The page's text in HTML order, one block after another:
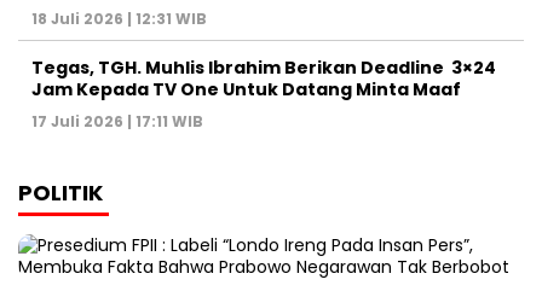
18 Juli 2026 | 12:31 WIB
Tegas, TGH. Muhlis Ibrahim Berikan Deadline 3×24
Jam Kepada TV One Untuk Datang Minta Maaf
17 Juli 2026 | 17:11 WIB
POLITIK